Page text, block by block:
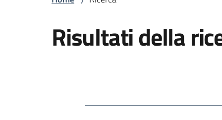
Risultati della